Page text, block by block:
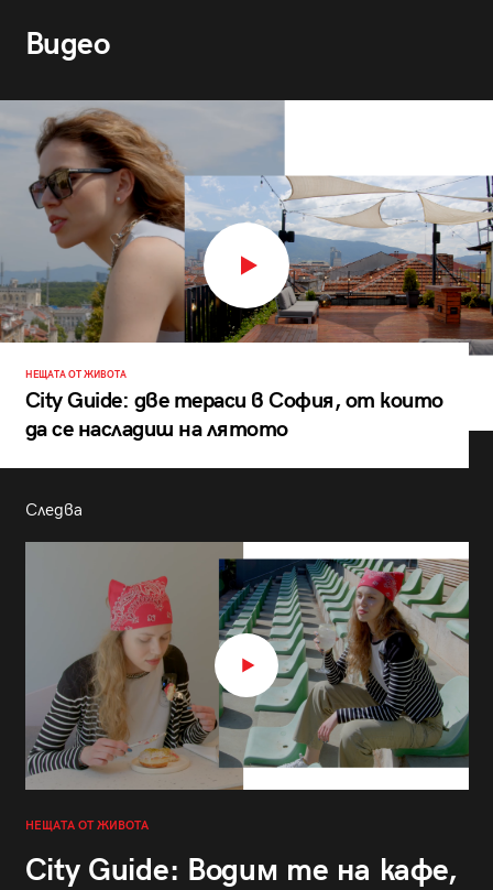
Видео
НЕЩАТА ОТ ЖИВОТА
City Guide: две тераси в София, от които
да се насладиш на лятото
Следва
НЕЩАТА ОТ ЖИВОТА
City Guide: Водим те на кафе,